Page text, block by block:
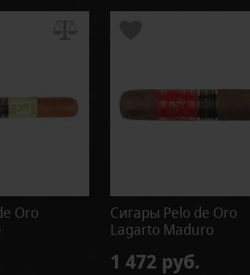
Oro
Сигары Pelo de Oro
Lagarto Maduro
1 472 руб.